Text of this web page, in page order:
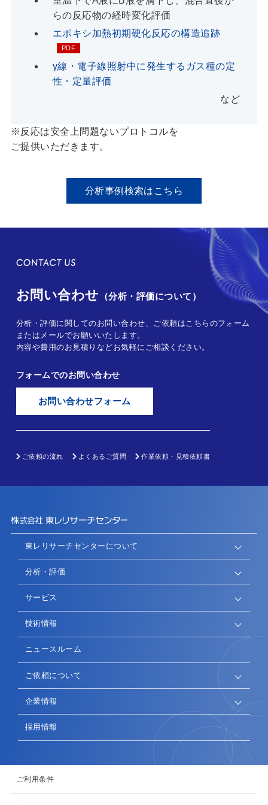
らの反応物の経時変化評価
エポキシ加熱初期硬化反応の構造追跡
γ線・電子線照射中に発生するガス種の定
性・定量評価
など
※反応は安全上問題ないプロトコルを
ご提供いただきます。
分析事例検索はこちら
お問い合わせ （分析・評価について）
分析・評価に関してのお問い合わせ、ご依頼はこちらのフォーム
またはメールでお願いいたします。
内容や費用のお見積りなどお気軽にご相談ください。
フォームでのお問い合わせ
お問い合わせフォーム
ご依頼の流れ よくあるご質問 作業依頼・見積依頼書
東レリサーチセンターについて
分析・評価
サービス
技術情報
ニュースルーム
ご依頼について
企業情報
採用情報
ご利用条件